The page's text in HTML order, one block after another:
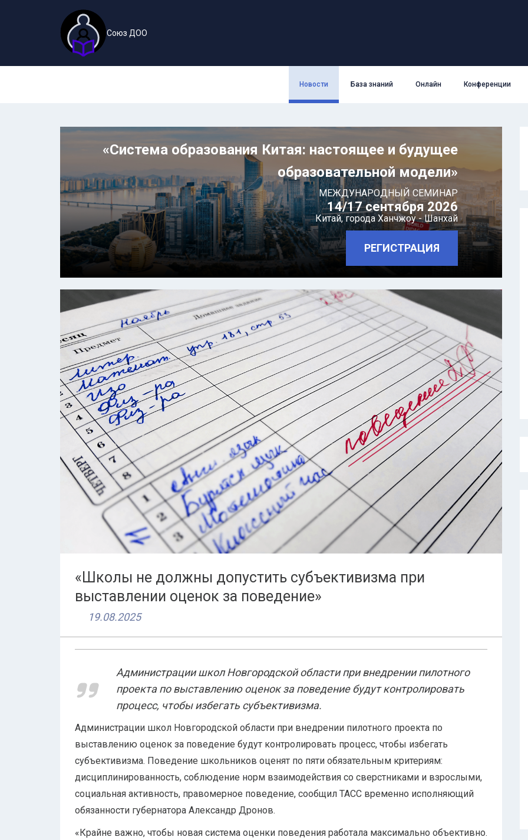
Союз ДОО
Новости База знаний Онлайн Конференции
«Система образования Китая: настоящее и будущее
образовательной модели»
МЕЖДУНАРОДНЫЙ СЕМИНАР
14/17 сентября 2026
Китай,города Ханчжоу - Шанхай
РЕГИСТРАЦИЯ
«Школы не должны допустить субъективизма при
выставлении оценок за поведение»
19.08.2025
Администрации школ Новгородской области при внедрении пилотного
проекта по выставлению оценок за поведение будут контролировать
процесс, чтобы избегать субъективизма.
Администрации школ Новгородской области при внедрении пилотного проекта по
выставлению оценок за поведение будут контролировать процесс, чтобы избегать
субъективизма. Поведение школьников оценят по пяти обязательным критериям:
дисциплинированность, соблюдение норм взаимодействия со сверстниками и взрослыми,
социальная активность, правомерное поведение, сообщил ТАСС временно исполняющий
обязанности губернатора Александр Дронов.
«Крайне важно, чтобы новая система оценки поведения работала максимально объективно.